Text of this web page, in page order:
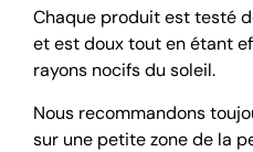
Chaque produit est testé
et est doux tout en étant
rayons nocifs du soleil.
Nous recommandons
sur une petite zone de la